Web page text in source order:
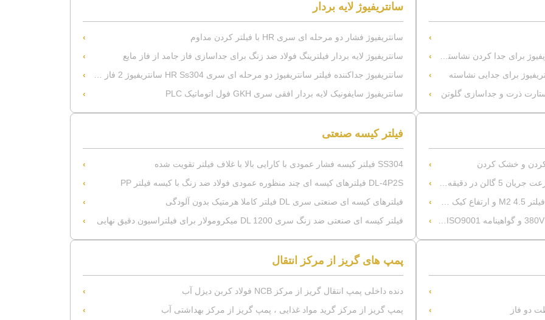
برای جدایی نشاسته
سانتریفیوژ لایه بردار
سانتریفیوژ فشار دو مرحله ای سری HR با فیلتر کردن مداوم
سانتریفیوژ لایه بردار فیلترینگ فولاد ضد زنگ برای جداسازی فاز جامد از فاز مایع
سانتریفیوژ جداکننده فیلتر سانتریفیوژ دو مرحله ای سری HR Ss304 سانتریفیوژ 2 فاز کانتر
سانتریفیوژ سایفونیک لایه بردار افقی سری GKH فول اتوماتیک PLC
فیلتر کیسه صنعتی
SS304 فیلتر کیسه فشار عمودی با کارایی بالا با غلاف فیلتر تقویت شده
DL-4P2S فیلترهای کیسه ای چند منظوره عمودی فولاد ضد زنگ با کیسه فیلتر PP
فیلترهای کیسه ای صنعتی سری DL فیلتر کاملا هرمتیک بدون آلودگی
فیلتر کیسه ای صنعتی ضد زنگ سری DL 1200 میکرومولار برای فیلتراسیون دقیق نهایی
دو فاز
پمپ های گریز از مرکز انتقال
دنده داخلی پمپ انتقال گریز از مرکز NCB فولاد کربن دیزل آب
پمپ گریز از مرکز گرید مواد غذایی ، پمپ گریز از مرکز بهداشتی آب